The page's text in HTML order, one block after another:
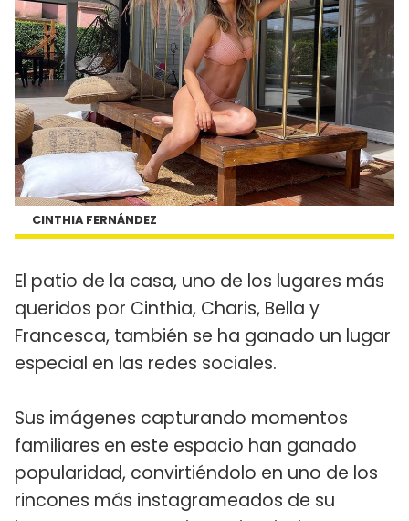
CINTHIA FERNÁNDEZ
El patio de la casa, uno de los lugares más
queridos por Cinthia, Charis, Bella y
Francesca, también se ha ganado un lugar
especial en las redes sociales.
Sus imágenes capturando momentos
familiares en este espacio han ganado
popularidad, convirtiéndolo en uno de los
rincones más instagrameados de su